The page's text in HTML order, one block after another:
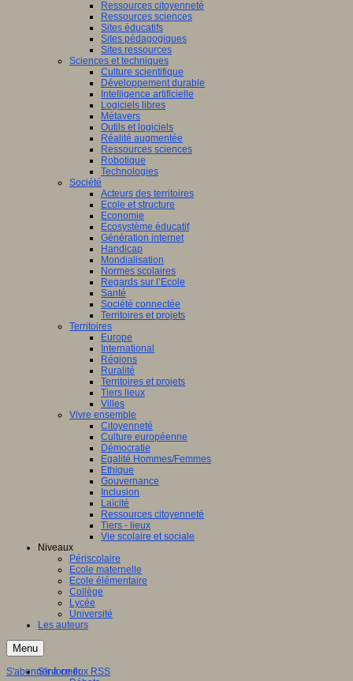
Ressources citoyenneté
Ressources sciences
Sites éducatifs
Sites pédagogiques
Sites ressources
Sciences et techniques
Culture scientifique
Développement durable
Intelligence artificielle
Logiciels libres
Métavers
Outils et logiciels
Réalité augmentée
Ressources sciences
Robotique
Technologies
Société
Acteurs des territoires
Ecole et structure
Economie
Ecosystème éducatif
Génération internet
Handicap
Mondialisation
Normes scolaires
Regards sur l’Ecole
Santé
Société connectée
Territoires et projets
Territoires
Europe
International
Régions
Ruralité
Territoires et projets
Tiers lieux
Villes
Vivre ensemble
Citoyenneté
Culture européenne
Démocratie
Egalité Hommes/Femmes
Ethique
Gouvernance
Inclusion
Laïcité
Ressources citoyenneté
Tiers - lieux
Vie scolaire et sociale
Niveaux
Périscolaire
Ecole maternelle
Ecole élémentaire
Collège
Lycée
Université
Les auteurs
Menu
S'informer
S'abonner à ce flux RSS